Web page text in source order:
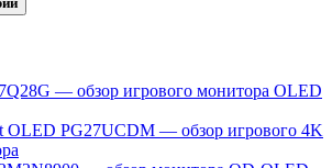
— обзор игрового монитора OLED
OLED PG27UCDM — обзор игрового 4K